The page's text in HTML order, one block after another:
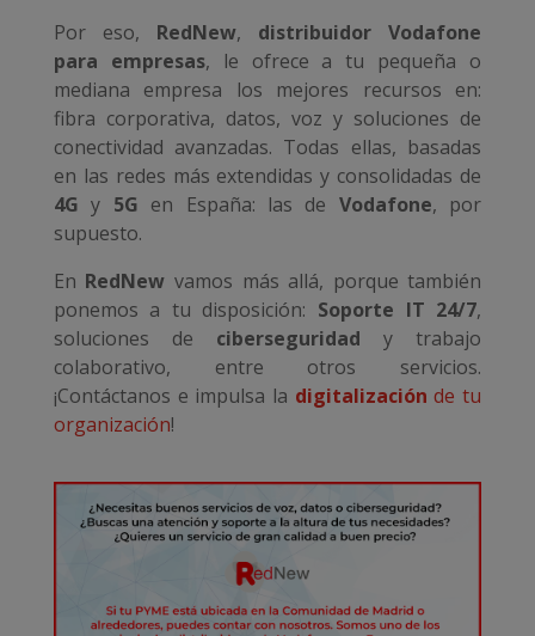
Por eso, RedNew, distribuidor Vodafone
para empresas, le ofrece a tu pequeña o
mediana empresa los mejores recursos en:
fibra corporativa, datos, voz y soluciones de
conectividad avanzadas. Todas ellas, basadas
en las redes más extendidas y consolidadas de
4Gy 5G en España: las de Vodafone, por
supuesto.
En RedNew vamos más allá, porque también
ponemos a tu disposición: Soporte IT 24/7,
soluciones de ciberseguridady trabajo
colaborativo, entre otros servicios.
¡Contáctanos e impulsa la digitalizaciónde tu
organización!